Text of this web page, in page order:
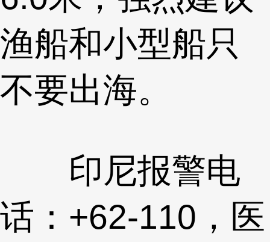
渔船和小型船只
不要出海。
印尼报警电
话：+62-110，医